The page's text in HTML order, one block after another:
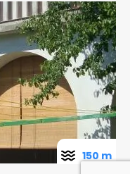
150 m